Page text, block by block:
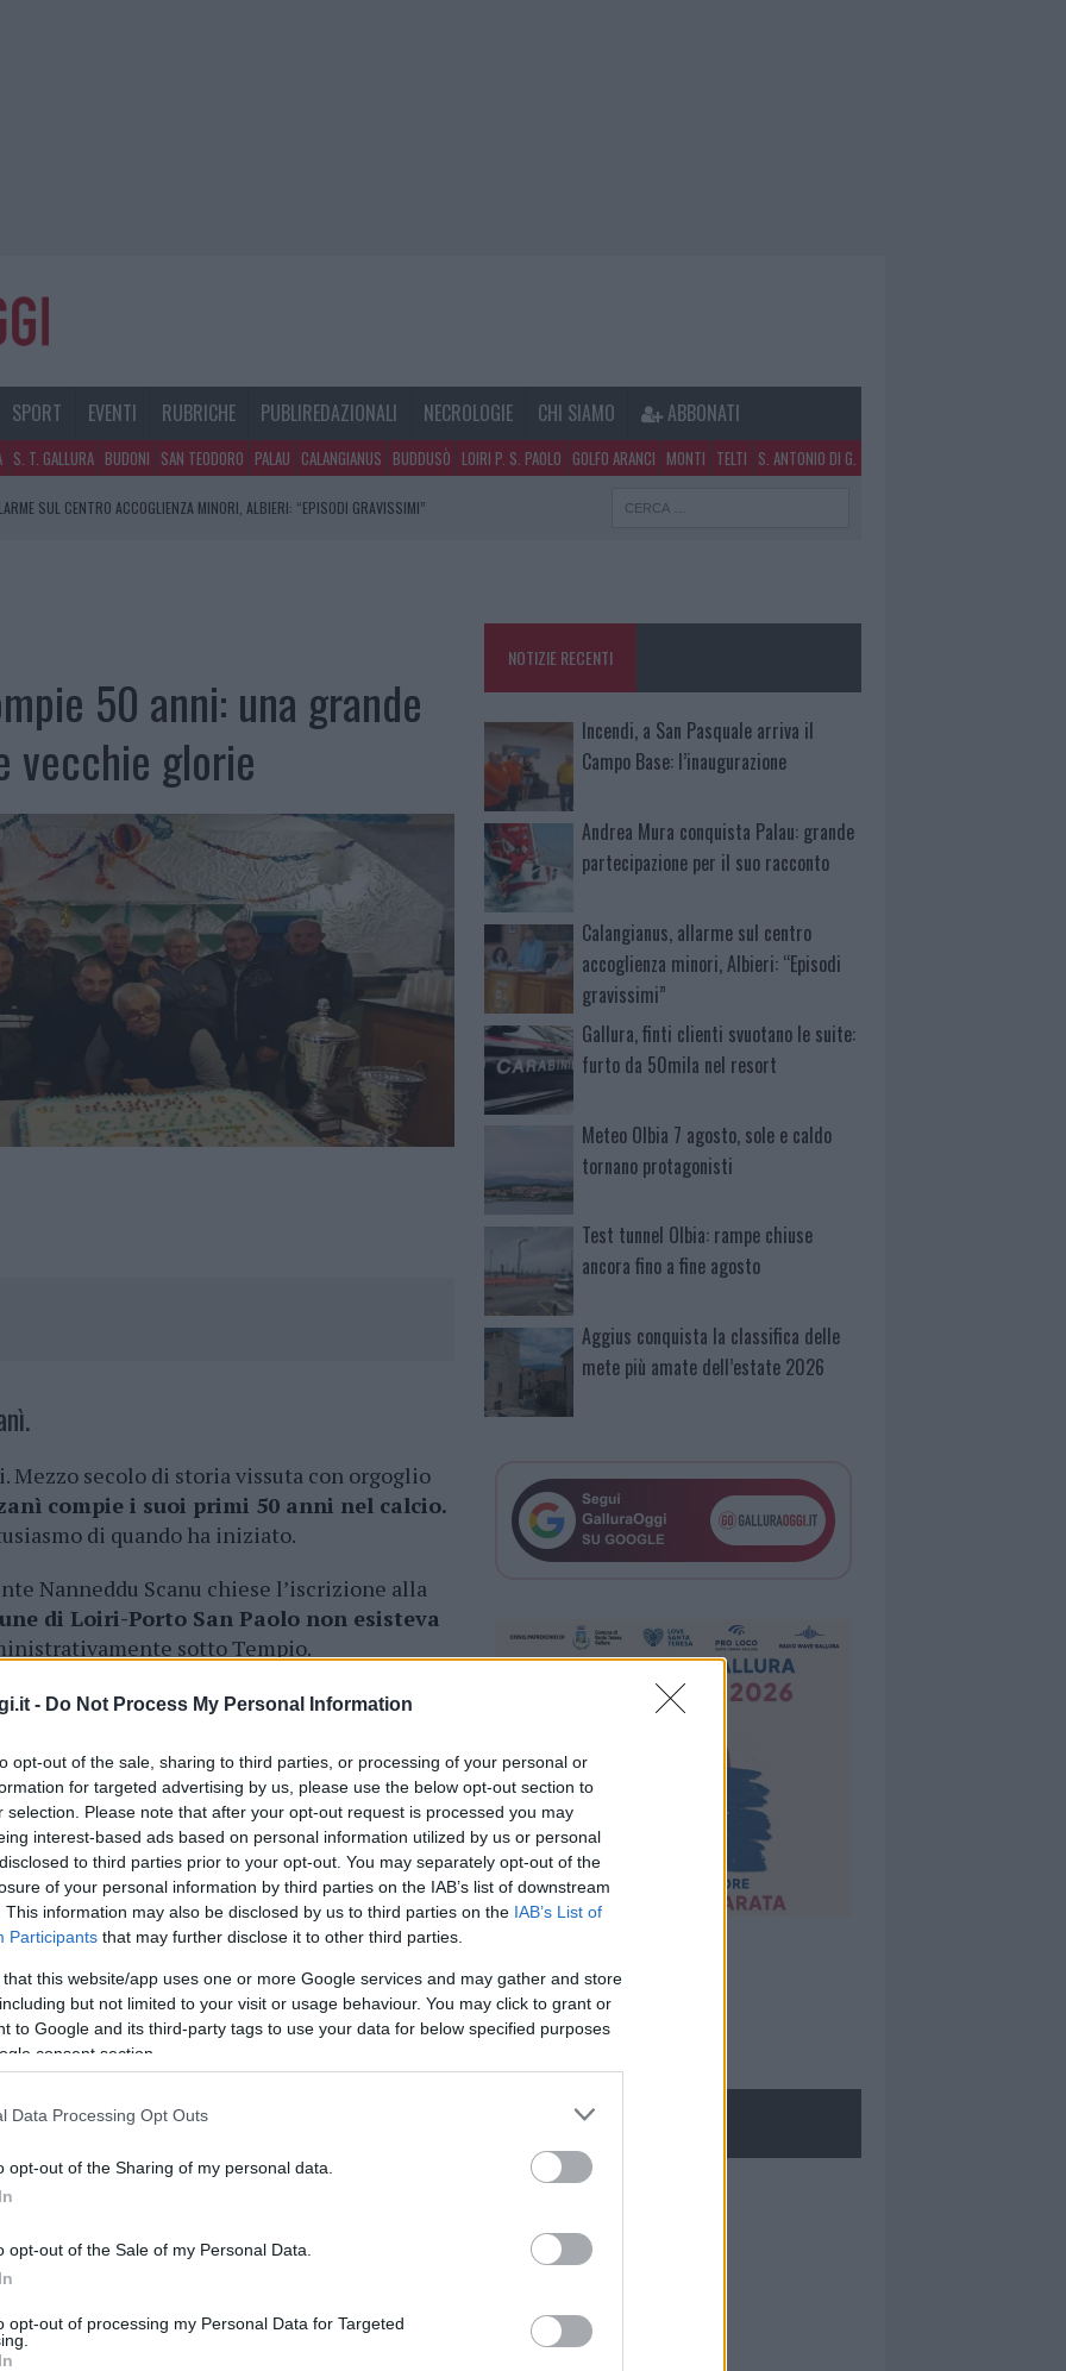
- Do Not Process My Personal Information
opt-out of the sale, sharing to third parties, or processing of your personal or
for targeted advertising by us, please use the below opt-out section to
selection. Please note that after your opt-out request is processed you may
interest-based ads based on personal information utilized by us or personal
to third parties prior to your opt-out. You may separately opt-out of the
of your personal information by third parties on the IAB’s list of downstream
This information may also be disclosed by us to third parties on the IAB’s List of
Participants that may further disclose it to other third parties.
that this website/app uses one or more Google services and may gather and store
but not limited to your visit or usage behaviour. You may click to grant or
to Google and its third-party tags to use your data for below specified purposes
consent section.
Data Processing Opt Outs
opt-out of the Sharing of my personal data.
opt-out of the Sale of my Personal Data.
opt-out of processing my Personal Data for Targeted
SPORT EVENTI RUBRICHE PUBLIREDAZIONALI NECROLOGIE CHI SIAMO ABBONATI
S. T. GALLURA BUDONI SAN TEODORO PALAU CALANGIANUS BUDDUSÒ LOIRI P. S. PAOLO GOLFO ARANCI MONTI TELTI S. ANTONIO DI G.
SUL CENTRO ACCOGLIENZA MINORI, ALBIERI: “EPISODI GRAVISSIMI”
50 anni: una grande
vecchie glorie
Mezzo secolo di storia vissuta con orgoglio
compie i suoi primi 50 anni nel calcio.
di quando ha iniziato.
Nanneddu Scanu chiese l’iscrizione alla
di Loiri-Porto San Paolo non esisteva
sotto Tempio.
voglia di fare. Il primo mister fu Giovanni
grande. La società è diventata una
2017 si riuscì a compiere l’impresa, con il
Dietro la grande torta si sono
glorie a chi oggi tiene alti i colori
comune che c’è ancora tanta strada da fare
solo una tappa di un lungo cammino.
Prossimo articolo
NOTIZIE RECENTI
Incendi, a San Pasquale arriva il
Campo Base: l’inaugurazione
Andrea Mura conquista Palau: grande
partecipazione per il suo racconto
Calangianus, allarme sul centro
accoglienza minori, Albieri: “Episodi
gravissimi”
Gallura, finti clienti svuotano le suite:
furto da 50mila nel resort
Meteo Olbia 7 agosto, sole e caldo
tornano protagonisti
Test tunnel Olbia: rampe chiuse
ancora fino a fine agosto
Aggius conquista la classifica delle
mete più amate dell’estate 2026
NECROLOGIE